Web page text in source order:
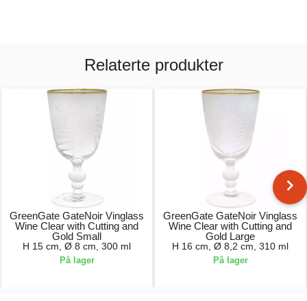
Relaterte produkter
GreenGate GateNoir Vinglass
Wine Clear with Cutting and
Gold Small
H 15 cm, Ø 8 cm, 300 ml
På lager
GreenGate GateNoir Vinglass
Wine Clear with Cutting and
Gold Large
H 16 cm, Ø 8,2 cm, 310 ml
På lager